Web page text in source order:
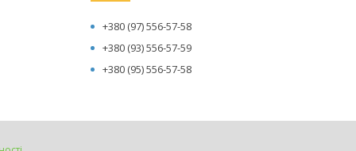
+380 (97) 556-57-58
+380 (93) 556-57-59
+380 (95) 556-57-58